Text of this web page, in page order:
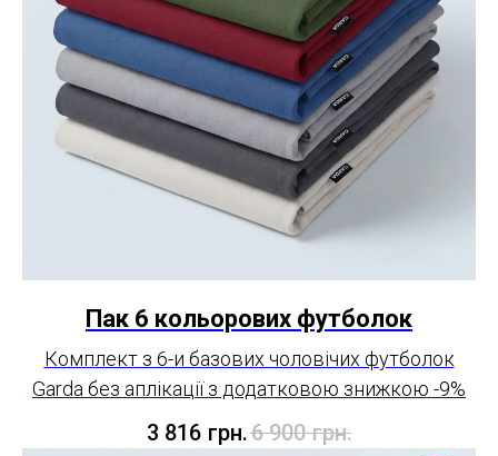
Пак 6 кольорових футболок
Комплект з 6-и базових чоловічих футболок
Garda без аплікації з додатковою знижкою -9%
3 816 грн.6 900 грн.